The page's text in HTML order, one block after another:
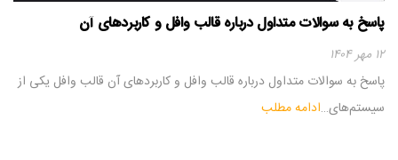
پاسخ به سوالات متداول درباره قالب وافل و کاربردهای آن
۱۲ مهر ۱۴۰۴
پاسخ به سوالات متداول درباره قالب وافل و کاربردهای آن قالب وافل یکی از
سیستم‌های…ادامه مطلب